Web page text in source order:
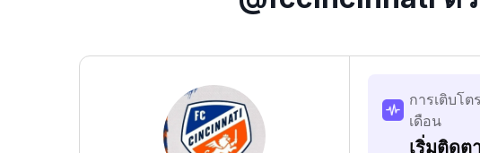
การเติบโต
เดือน
เริ่มติดต